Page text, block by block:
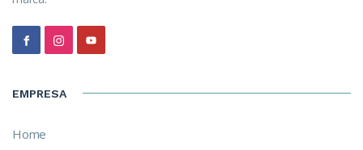
EMPRESA
Home